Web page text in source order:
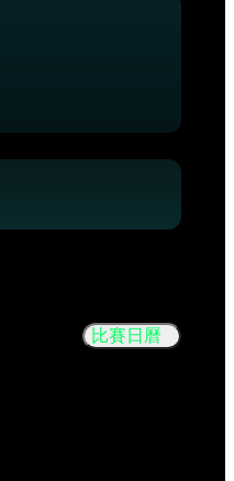
比賽日曆